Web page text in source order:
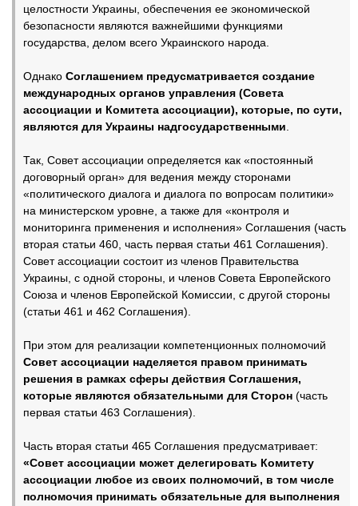
целостности Украины, обеспечения ее экономической
безопасности являются важнейшими функциями
государства, делом всего Украинского народа.
Однако Соглашением предусматривается создание
международных органов управления (Совета
ассоциации и Комитета ассоциации), которые, по сути,
являются для Украины надгосударственными
Так, Совет ассоциации определяется как «постоянный
договорный орган» для ведения между сторонами
«политического диалога и диалога по вопросам политики»
на министерском уровне, а также для «контроля и
мониторинга применения и исполнения» Соглашения (часть
вторая статьи 460, часть первая статьи 461 Соглашения).
Совет ассоциации состоит из членов Правительства
Украины, с одной стороны, и членов Совета Европейского
Союза и членов Европейской Комиссии, с другой стороны
(статьи 461 и 462 Соглашения).
При этом для реализации компетенционных полномочий
Совет ассоциации наделяется правом принимать
решения в рамках сферы действия Соглашения,
которые являются обязательными для Сторон (часть
первая статьи 463 Соглашения).
Часть вторая статьи 465 Соглашения предусматривает:
«Совет ассоциации может делегировать Комитету
ассоциации любое из своих полномочий, в том числе
полномочия принимать обязательные для выполнения